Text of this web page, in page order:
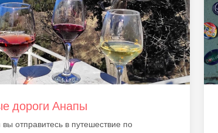
дороги Анапы
отправитесь в путешествие по